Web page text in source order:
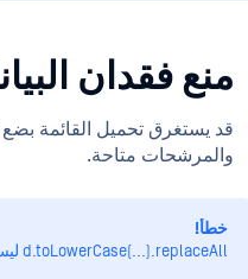
منع فقدان
قد يستغرق تحميل القائمة
والمرشحات متاحة.
خطأ!
d.toLowerCase(...).replaceAll ليست دالة